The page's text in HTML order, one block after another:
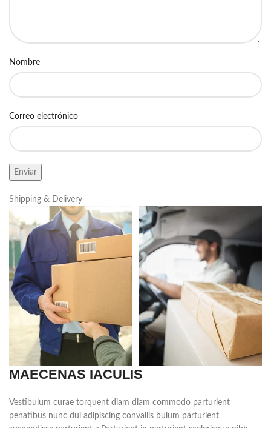
Nombre
Correo electrónico
Shipping & Delivery
MAECENAS IACULIS
Vestibulum curae torquent diam diam commodo parturient
penatibus nunc dui adipiscing convallis bulum parturient